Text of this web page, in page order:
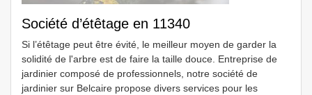
Société d’étêtage en 11340
Si l’étêtage peut être évité, le meilleur moyen de garder la
solidité de l'arbre est de faire la taille douce. Entreprise de
jardinier composé de professionnels, notre société de
jardinier sur Belcaire propose divers services pour les